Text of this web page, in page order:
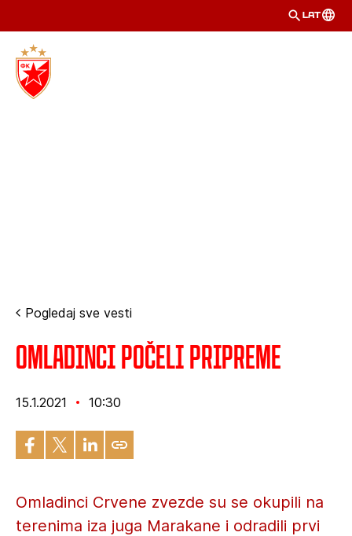
LAT
Pogledaj sve vesti
Omladinci počeli pripreme
15.1.2021 10:30
Omladinci Crvene zvezde su se okupili na
terenima iza juga Marakane i odradili prvi